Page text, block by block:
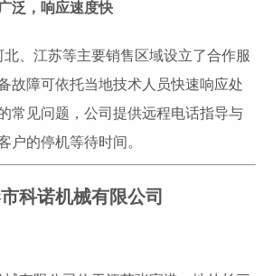
泛，响应速度快
江苏等主要销售区域设立了合作服
故障可依托当地技术人员快速响应处
常见问题，公司提供远程电话指导与
户的停机等待时间。
科诺机械有限公司